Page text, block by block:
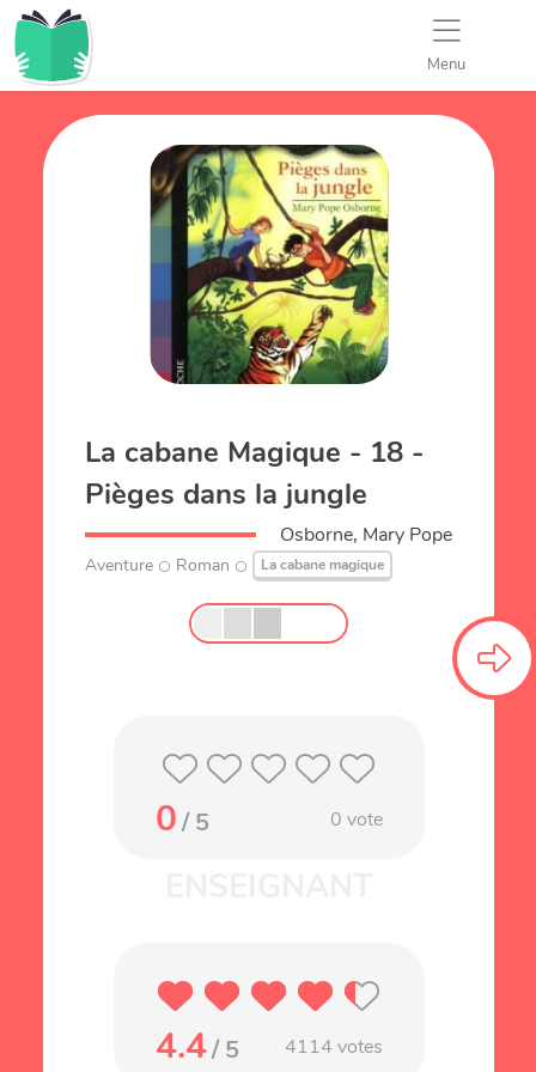
Menu
La cabane Magique - 18 -
Pièges dans la jungle
Osborne, Mary Pope
Aventure Roman La cabane magique
0/ 5 0 vote
4.4/ 5 4114 votes